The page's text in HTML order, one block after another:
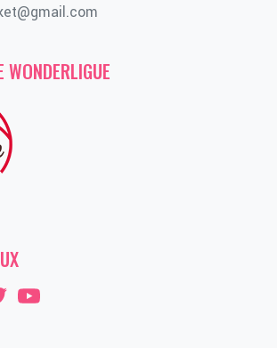
WONDERLIGUE